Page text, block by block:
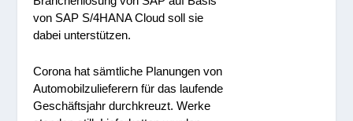
von SAP S/4HANA Cloud soll sie
dabei unterstützen.
Corona hat sämtliche Planungen von
Automobilzulieferern für das laufende
Geschäftsjahr durchkreuzt. Werke